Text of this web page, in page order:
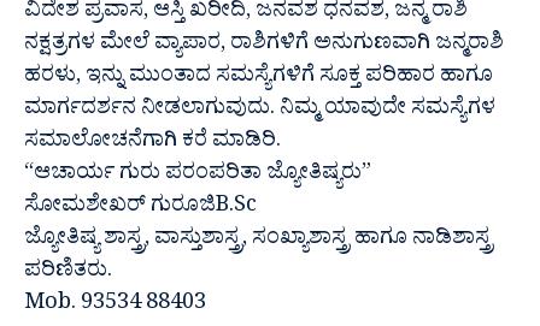
ವಿದೇಶ ಪ್ರವಾಸ, ಆಸ್ತಿ ಖರೀದಿ, ಜನವಶ ಧನವಶ, ಜನ್ಮ ರಾಶಿ
ನಕ್ಷತ್ರಗಳ ಮೇಲೆ ವ್ಯಾಪಾರ, ರಾಶಿಗಳಿಗೆ ಅನುಗುಣವಾಗಿ ಜನ್ಮರಾಶಿ
ಹರಳು, ಇನ್ನು ಮುಂತಾದ ಸಮಸ್ಯೆಗಳಿಗೆ ಸೂಕ್ತ ಪರಿಹಾರ ಹಾಗೂ
ಮಾರ್ಗದರ್ಶನ ನೀಡಲಾಗುವುದು. ನಿಮ್ಮ ಯಾವುದೇ ಸಮಸ್ಯೆಗಳ
ಸಮಾಲೋಚನೆಗಾಗಿ ಕರೆ ಮಾಡಿರಿ.
“ಆಚಾರ್ಯ ಗುರು ಪರಂಪರಿತಾ ಜ್ಯೋತಿಷ್ಯರು”
ಸೋಮಶೇಖರ್ ಗುರೂಜಿB.Sc
ಜ್ಯೋತಿಷ್ಯ ಶಾಸ್ತ್ರ, ವಾಸ್ತುಶಾಸ್ತ್ರ, ಸಂಖ್ಯಾಶಾಸ್ತ್ರ ಹಾಗೂ ನಾಡಿಶಾಸ್ತ್ರ
ಪರಿಣಿತರು.
Mob. 93534 88403